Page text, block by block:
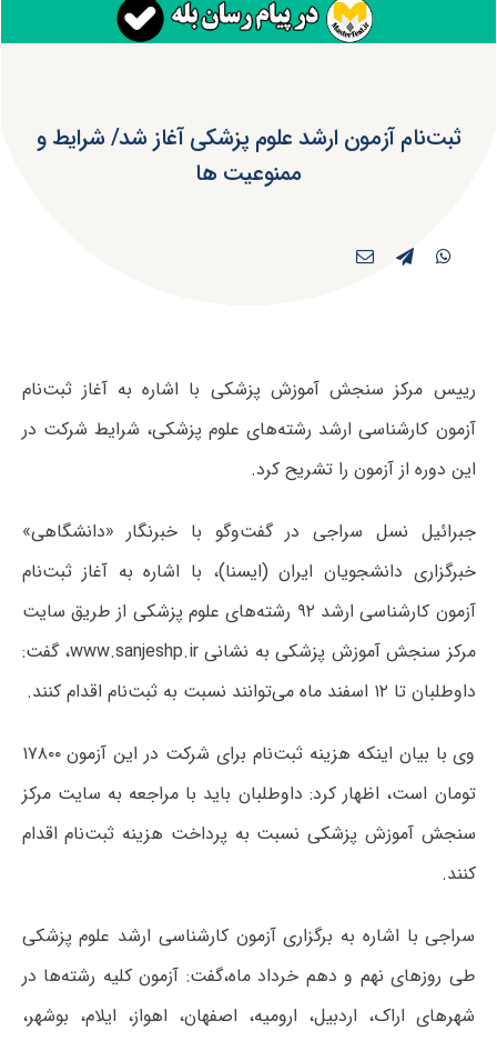
ثبت‌نام آزمون ارشد علوم پزشکی آغاز شد/ شرایط و
ممنوعیت ها
رییس مرکز سنجش آموزش پزشکی با اشاره به آغاز ثبت‌نام
آزمون کارشناسی ارشد رشته‌های علوم پزشکی، شرایط شرکت در
این دوره از آزمون را تشریح کرد.
جبرائیل نسل سراجی در گفت‌وگو با خبرنگار «دانشگاهی»
خبرگزاری دانشجویان ایران (ایسنا)، با اشاره به آغاز ثبت‌نام
آزمون کارشناسی ارشد ۹۲ رشته‌های علوم پزشکی از طریق سایت
مرکز سنجش آموزش پزشکی به نشانی www.sanjeshp.ir، گفت:
داوطلبان تا ۱۲ اسفند ماه می‌توانند نسبت به ثبت‌نام اقدام کنند.
وی با بیان اینکه هزینه ثبت‌نام برای شرکت در این آزمون ۱۷۸۰۰
تومان است، اظهار کرد: داوطلبان باید با مراجعه به سایت مرکز
سنجش آموزش پزشکی نسبت به پرداخت هزینه ثبت‌نام اقدام
کنند.
سراجی با اشاره به برگزاری آزمون کارشناسی ارشد علوم پزشکی
طی روزهای نهم و دهم خرداد ماه،گفت: آزمون کلیه رشته‌ها در
شهرهای اراک، اردبیل، ارومیه، اصفهان، اهواز، ایلام، بوشهر،